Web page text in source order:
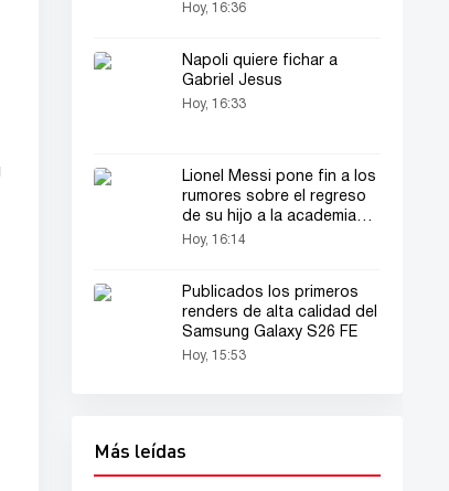
Hoy, 16:36
Napoli quiere fichar a
Gabriel Jesus
Hoy, 16:33
Lionel Messi pone fin a los
rumores sobre el regreso
de su hijo a la academia
del FC Barcelona
Hoy, 16:14
Publicados los primeros
renders de alta calidad del
Samsung Galaxy S26 FE
Hoy, 15:53
Más leídas